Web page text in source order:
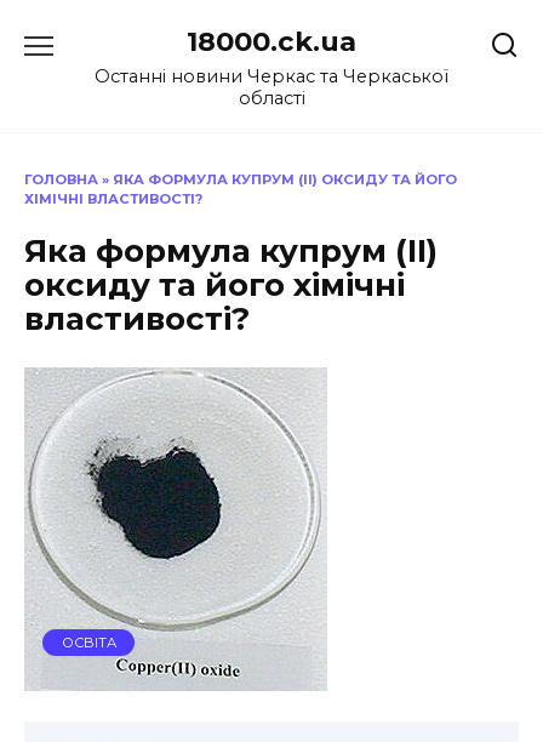
до
18000.ck.ua
Останні новини Черкас та Черкаської
області
ГОЛОВНА » ЯКА ФОРМУЛА КУПРУМ (II) ОКСИДУ ТА ЙОГО
ХІМІЧНІ ВЛАСТИВОСТІ?
Яка формула купрум (II)
оксиду та його хімічні
властивості?
ОСВІТА